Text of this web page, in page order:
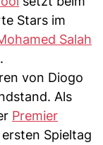
Stars im
Salah
von Diogo
Als
Premier
Spieltag